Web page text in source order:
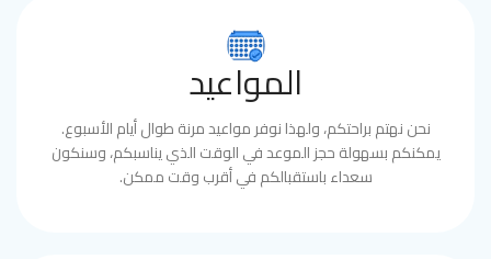
المواعيد
نحن نهتم براحتكم، ولهذا نوفر مواعيد مرنة طوال أيام الأسبوع.
يمكنكم بسهولة حجز الموعد في الوقت الذي يناسبكم، وسنكون
سعداء باستقبالكم في أقرب وقت ممكن.